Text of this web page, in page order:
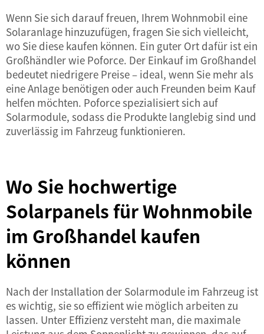
Wenn Sie sich darauf freuen, Ihrem Wohnmobil eine
Solaranlage hinzuzufügen, fragen Sie sich vielleicht,
wo Sie diese kaufen können. Ein guter Ort dafür ist ein
Großhändler wie Poforce. Der Einkauf im Großhandel
bedeutet niedrigere Preise – ideal, wenn Sie mehr als
eine Anlage benötigen oder auch Freunden beim Kauf
helfen möchten. Poforce spezialisiert sich auf
Solarmodule, sodass die Produkte langlebig sind und
zuverlässig im Fahrzeug funktionieren.
Wo Sie hochwertige
Solarpanels für Wohnmobile
im Großhandel kaufen
können
Nach der Installation der Solarmodule im Fahrzeug ist
es wichtig, sie so effizient wie möglich arbeiten zu
lassen. Unter Effizienz versteht man, die maximale